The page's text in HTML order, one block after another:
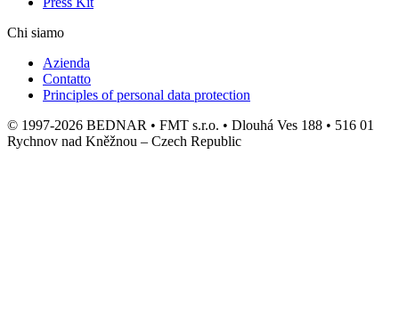
Chi siamo
Azienda
Contatto
Principles of personal data protection
© 1997-2026 BEDNAR • FMT s.r.o. • Dlouhá Ves 188 • 516 01
Rychnov nad Kněžnou – Czech Republic